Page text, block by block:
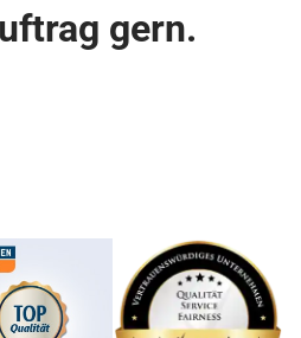
gern.